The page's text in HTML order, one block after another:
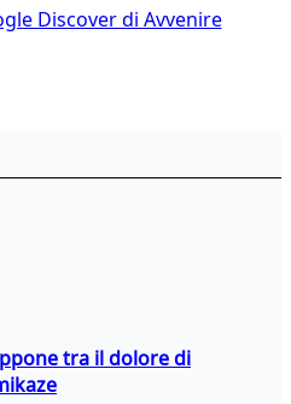
Discover di Avvenire
tra il dolore di